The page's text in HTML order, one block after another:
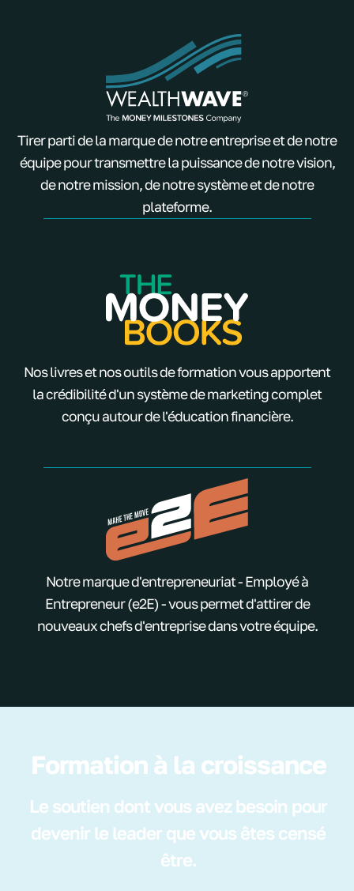
Tirer parti de la marque de notre entreprise et de notre
équipe pour transmettre la puissance de notre vision,
de notre mission, de notre système et de notre
plateforme.
Nos livres et nos outils de formation vous apportent
la crédibilité d'un système de marketing complet
conçu autour de l'éducation financière.
Notre marque d'entrepreneuriat - Employé à
Entrepreneur (e2E) - vous permet d'attirer de
nouveaux chefs d'entreprise dans votre équipe.
Formation à la croissance
Le soutien dont vous avez besoin pour
devenir le leader que vous êtes censé
être.